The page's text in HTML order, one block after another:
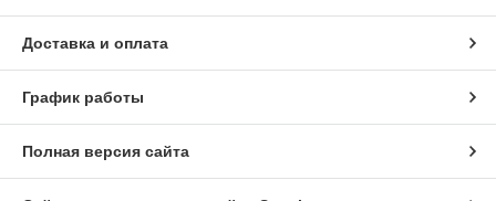
Доставка и оплата
График работы
Полная версия сайта